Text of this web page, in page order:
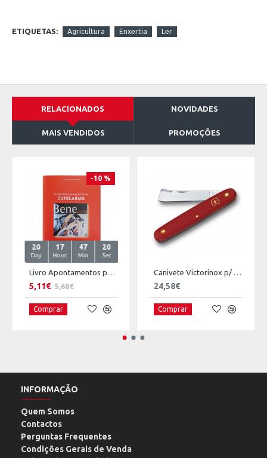
ETIQUETAS: Agricultura Enxertia Ler
RELACIONADOS NOVIDADES
MAIS VENDIDOS PROMOÇÕES
-10 %
20
Day
17
Hour
47
Min
20
Sec
Livro Apontamentos para a História das Cutelarias
5,11€ 5,68€
Comprar
Canivete Victorinox p/ Enxertia
24,58€
Comprar
INFORMAÇÃO
Quem Somos
Contactos
Perguntas Frequentes
Condições Gerais de Venda